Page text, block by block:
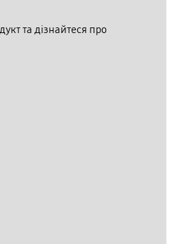
та дізнайтеся про